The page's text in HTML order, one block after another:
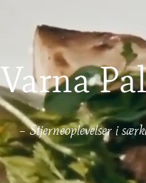
Varna
– Stjerneoplevelser i